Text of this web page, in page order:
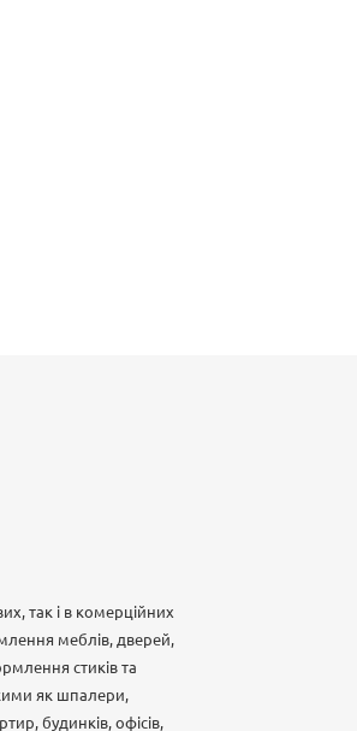
так і в комерційних
меблів, дверей,
стиків та
як шпалери,
будинків, офісів,